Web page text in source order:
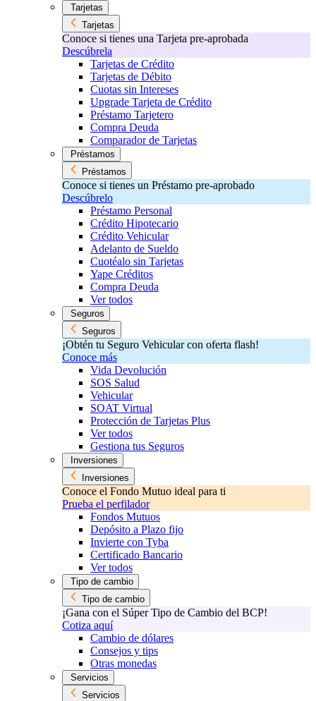
Tarjetas
Tarjetas
Conoce si tienes una Tarjeta pre-aprobada
Descúbrela
Tarjetas de Crédito
Tarjetas de Débito
Cuotas sin Intereses
Upgrade Tarjeta de Crédito
Préstamo Tarjetero
Compra Deuda
Comparador de Tarjetas
Préstamos
Préstamos
Conoce si tienes un Préstamo pre-aprobado
Descúbrelo
Préstamo Personal
Crédito Hipotecario
Crédito Vehicular
Adelanto de Sueldo
Cuotéalo sin Tarjetas
Yape Créditos
Compra Deuda
Ver todos
Seguros
Seguros
¡Obtén tu Seguro Vehicular con oferta flash!
Conoce más
Vida Devolución
SOS Salud
Vehicular
SOAT Virtual
Protección de Tarjetas Plus
Ver todos
Gestiona tus Seguros
Inversiones
Inversiones
Conoce el Fondo Mutuo ideal para ti
Prueba el perfilador
Fondos Mutuos
Depósito a Plazo fijo
Invierte con Tyba
Certificado Bancario
Ver todos
Tipo de cambio
Tipo de cambio
¡Gana con el Súper Tipo de Cambio del BCP!
Cotiza aquí
Cambio de dólares
Consejos y tips
Otras monedas
Servicios
Servicios